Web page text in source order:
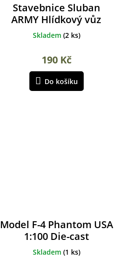
Stavebnice Sluban
ARMY Hlídkový vůz
Skladem (2 ks)
190 Kč
Do košíku
Model F-4 Phantom USA
1:100 Die-cast
Skladem (1 ks)